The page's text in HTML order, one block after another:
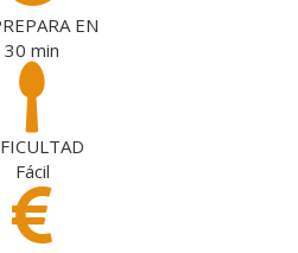
EN
30 min
Fácil